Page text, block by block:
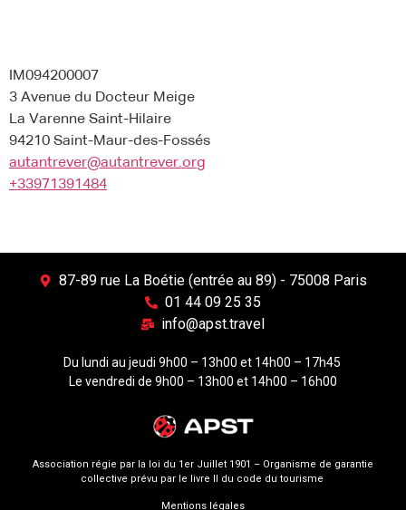
IM094200007
3 Avenue du Docteur Meige
La Varenne Saint-Hilaire
94210 Saint-Maur-des-Fossés
autantrever@autantrever.org
+33971391484
87-89 rue La Boétie (entrée au 89) - 75008 Paris
01 44 09 25 35
info@apst.travel
Du lundi au jeudi 9h00 – 13h00 et 14h00 – 17h45
Le vendredi de 9h00 – 13h00 et 14h00 – 16h00
Association régie par la loi du 1er Juillet 1901 – Organisme de garantie
collective prévu par le livre II du code du tourisme
Mentions légales